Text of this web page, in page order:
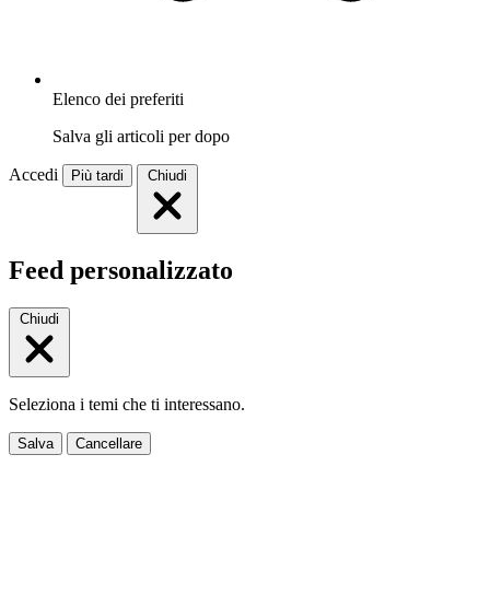
Elenco dei preferiti
Salva gli articoli per dopo
Accedi Più tardi Chiudi
Feed personalizzato
Chiudi
Seleziona i temi che ti interessano.
Salva Cancellare